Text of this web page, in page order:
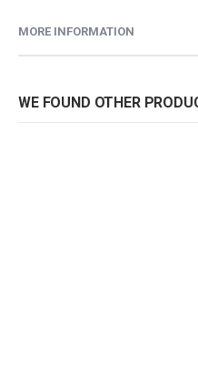
MORE INFORMATION
WE FOUND OTHER